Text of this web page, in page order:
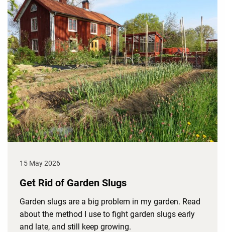
15 May 2026
Get Rid of Garden Slugs
Garden slugs are a big problem in my garden. Read
about the method I use to fight garden slugs early
and late, and still keep growing.